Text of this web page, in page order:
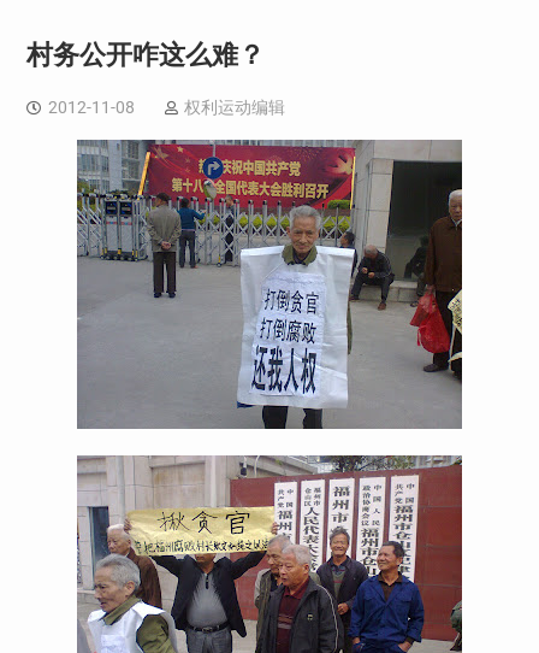
村务公开咋这么难？
2012-11-08 权利运动编辑